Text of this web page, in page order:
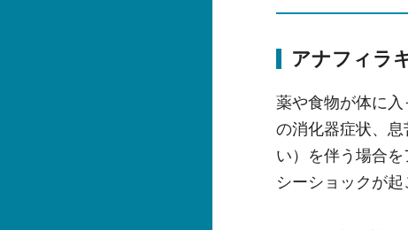
アナフィラ
薬や食物が体に
の消化器症状、
い）を伴う場合
シーショックが